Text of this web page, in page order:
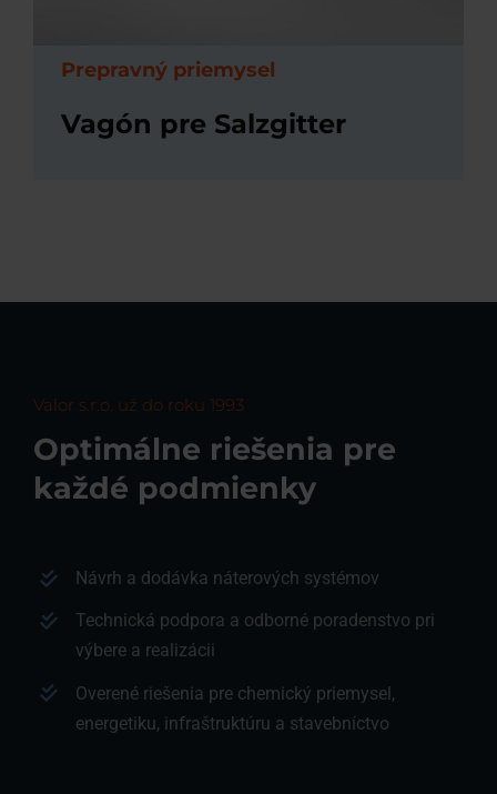
Prepravný priemysel
Vagón pre Salzgitter
Valor s.r.o. už do roku 1993
Optimálne riešenia pre
každé podmienky
Návrh a dodávka náterových systémov
Technická podpora a odborné poradenstvo pri
výbere a realizácii
Overené riešenia pre chemický priemysel,
energetiku, infraštruktúru a stavebníctvo